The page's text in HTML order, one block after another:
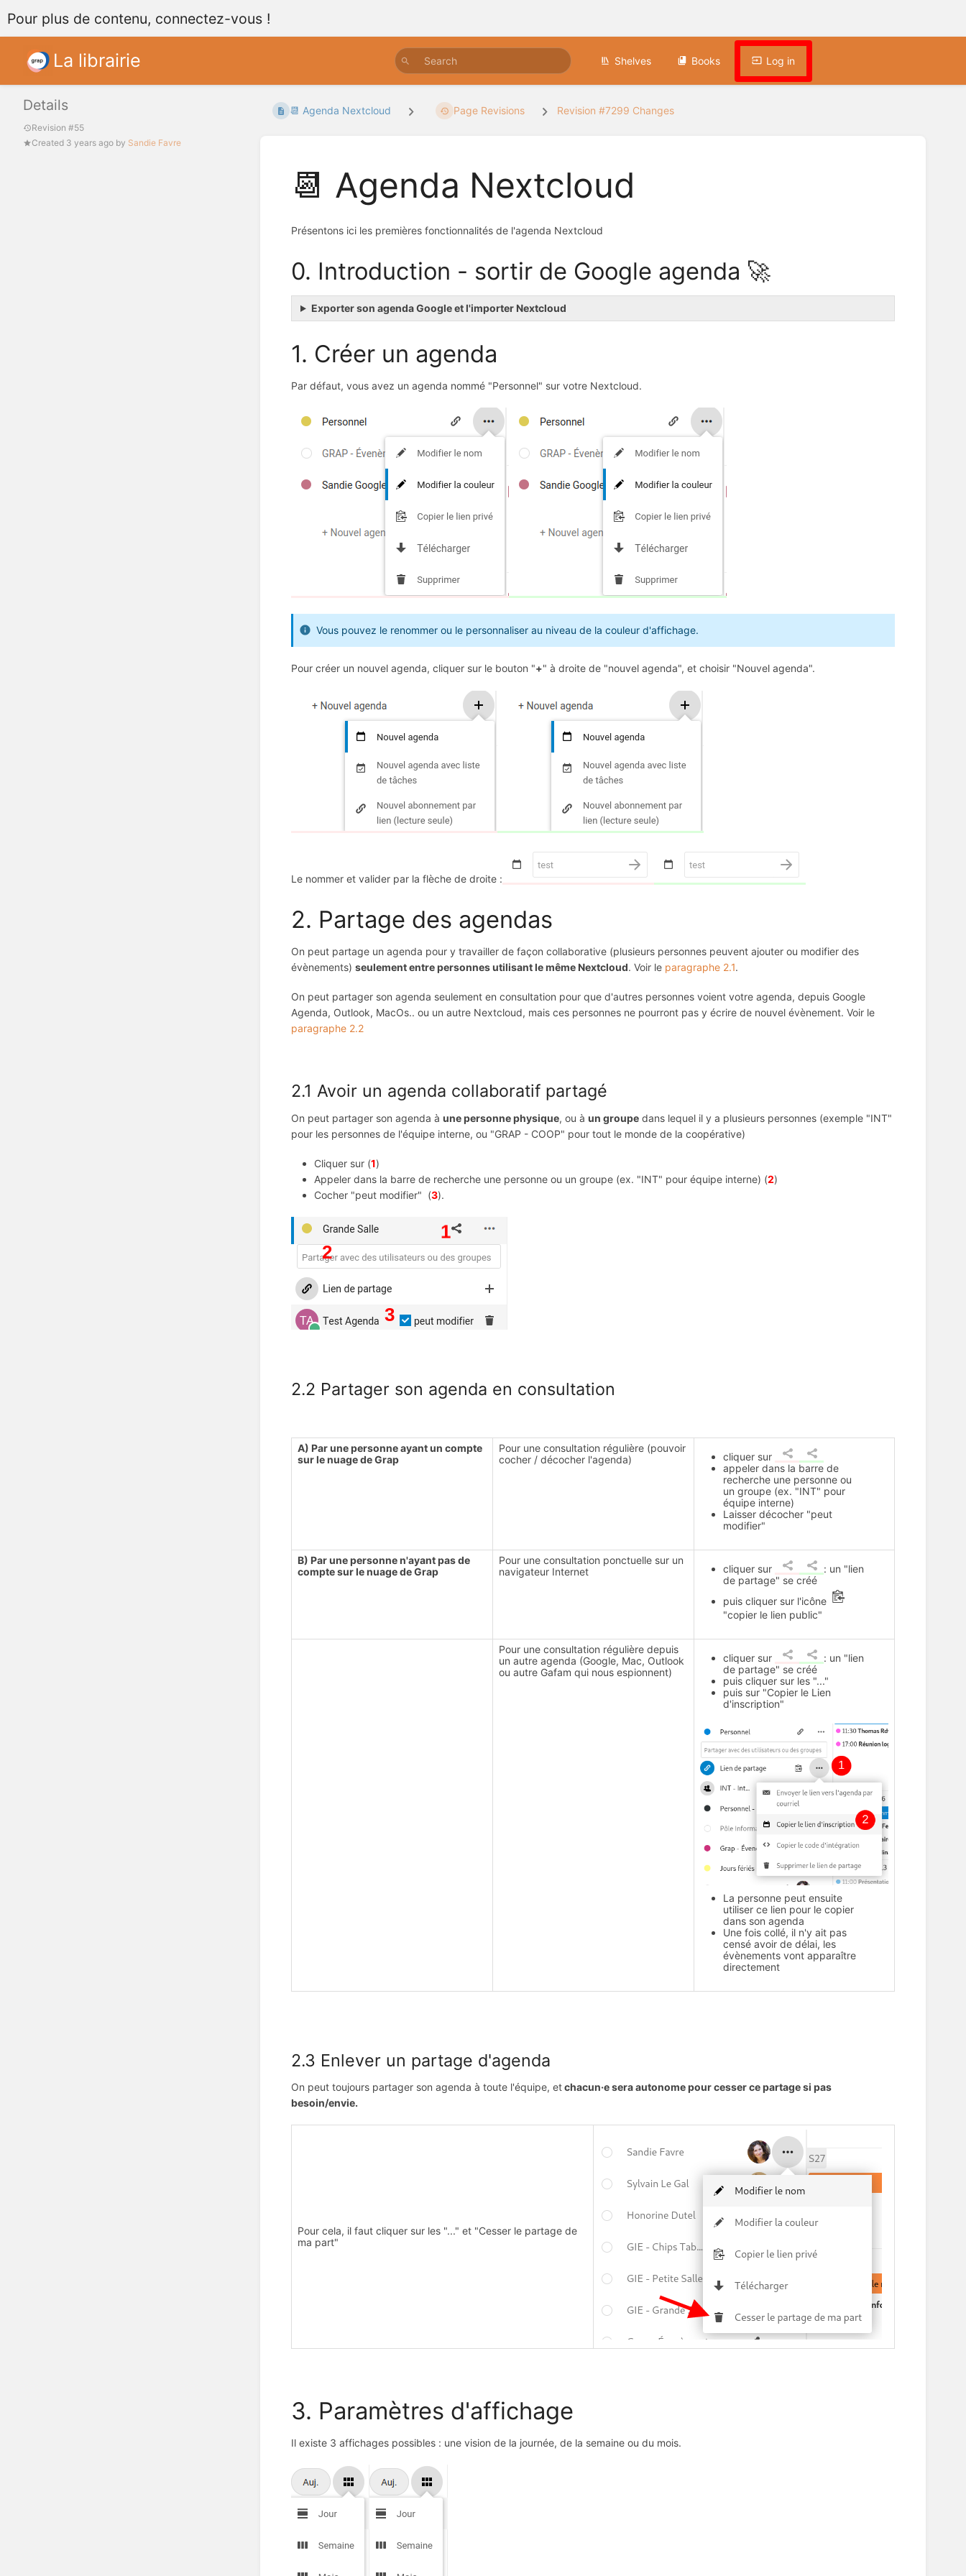
Pour plus de contenu, connectez-vous !
La librairie Shelves Books Log in
Details
Revision #55
Created 3 years ago by Sandie Favre
📆 Agenda Nextcloud Page Revisions Revision #7299 Changes
📆 Agenda Nextcloud
Présentons ici les premières fonctionnalités de l'agenda Nextcloud
0. Introduction - sortir de Google agenda 🚀
Exporter son agenda Google et l'importer Nextcloud
1. Créer un agenda
Par défaut, vous avez un agenda nommé "Personnel" sur votre Nextcloud.
Vous pouvez le renommer ou le personnaliser au niveau de la couleur d'affichage.
Pour créer un nouvel agenda, cliquer sur le bouton "+" à droite de "nouvel agenda", et choisir "Nouvel agenda".
Le nommer et valider par la flèche de droite :
2. Partage des agendas
On peut partage un agenda pour y travailler de façon collaborative (plusieurs personnes peuvent ajouter ou modifier des
évènements) seulement entre personnes utilisant le même Nextcloud. Voir le paragraphe 2.1.
On peut partager son agenda seulement en consultation pour que d'autres personnes voient votre agenda, depuis Google
Agenda, Outlook, MacOs.. ou un autre Nextcloud, mais ces personnes ne pourront pas y écrire de nouvel évènement. Voir le
paragraphe 2.2
2.1 Avoir un agenda collaboratif partagé
On peut partager son agenda à une personne physique, ou à un groupe dans lequel il y a plusieurs personnes (exemple "INT"
pour les personnes de l'équipe interne, ou "GRAP - COOP" pour tout le monde de la coopérative)
Cliquer sur (1)
Appeler dans la barre de recherche une personne ou un groupe (ex. "INT" pour équipe interne) (2)
Cocher "peut modifier" (3).
2.2 Partager son agenda en consultation
A) Par une personne ayant un compte
sur le nuage de Grap
Pour une consultation régulière (pouvoir
cocher / décocher l'agenda)
cliquer sur
appeler dans la barre de
recherche une personne ou
un groupe (ex. "INT" pour
équipe interne)
Laisser décocher "peut
modifier"
B) Par une personne n'ayant pas de
compte sur le nuage de Grap
Pour une consultation ponctuelle sur un
navigateur Internet
cliquer sur
: un "lien
de partage" se créé
puis cliquer sur l'icône
"copier le lien public"
Pour une consultation régulière depuis
un autre agenda (Google, Mac, Outlook
ou autre Gafam qui nous espionnent)
cliquer sur
: un "lien
de partage" se créé
puis cliquer sur les "..."
puis sur "Copier le Lien
d'inscription"
La personne peut ensuite
utiliser ce lien pour le copier
dans son agenda
Une fois collé, il n'y ait pas
censé avoir de délai, les
évènements vont apparaître
directement
2.3 Enlever un partage d'agenda
On peut toujours partager son agenda à toute l'équipe, etchacun·e sera autonome pour cesser ce partage si pas
besoin/envie.
Pour cela, il faut cliquer sur les "..." et "Cesser le partage de
ma part"
3. Paramètres d'affichage
Il existe 3 affichages possibles : une vision de la journée, de la semaine ou du mois.